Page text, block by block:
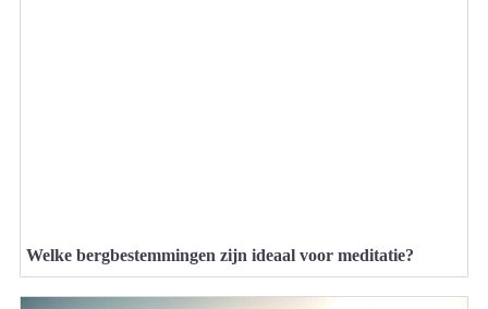
Welke bergbestemmingen zijn ideaal voor meditatie?